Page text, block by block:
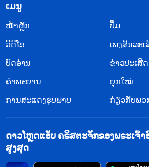
​ເມ​ນູ
​ໜ້າຫຼັກ
ປຶ້ມ
ວິ​ດີ​ໂອ
ເພງສັນລະເ
ບົດອ່ານ
ຂ່າວປະເສີດ
ຄຳພະຍານ
ຍຸກໃໝ່
ການສະແດງຮູບພາບ
ກ່ຽວກັບພວ
ດາວໂຫຼດແອັບ ຄຣິສຕະຈັກຂອງພຣະເຈົ້າ
ສູງສຸດ